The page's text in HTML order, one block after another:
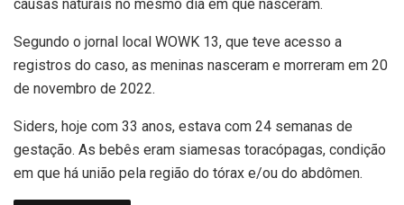
causas naturais no mesmo dia em que nasceram.
Segundo o jornal local WOWK 13, que teve acesso a
registros do caso, as meninas nasceram e morreram em 20
de novembro de 2022.
Siders, hoje com 33 anos, estava com 24 semanas de
gestação. As bebês eram siamesas toracópagas, condição
em que há união pela região do tórax e/ou do abdômen.